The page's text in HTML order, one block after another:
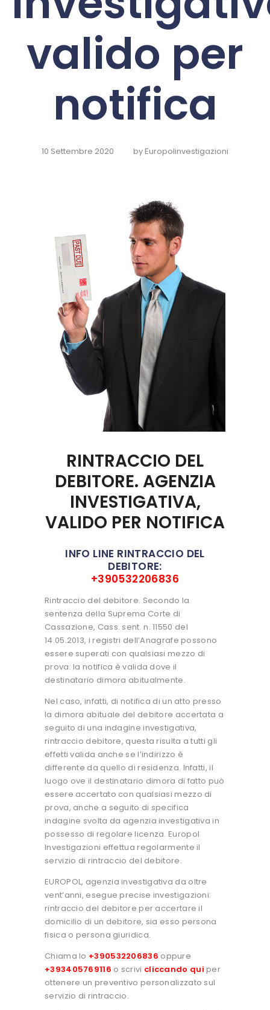
valido per
notifica
10 Settembre 2020 by Europolinvestigazioni
RINTRACCIO DEL
DEBITORE. AGENZIA
INVESTIGATIVA,
VALIDO PER NOTIFICA
INFO LINE RINTRACCIO DEL
DEBITORE:
+390532206836
Rintraccio del debitore. Secondo la
sentenza della Suprema Corte di
Cassazione, Cass. sent. n. 11550 del
14.05.2013, i registri dell’Anagrafe possono
essere superati con qualsiasi mezzo di
prova: la notifica è valida dove il
destinatario dimora abitualmente.
Nel caso, infatti, di notifica di un atto presso
la dimora abituale del debitore accertata a
seguito di una indagine investigativa,
rintraccio debitore, questa risulta a tutti gli
effetti valida anche se l’indirizzo è
differente da quello di residenza. Infatti, il
luogo ove il destinatario dimora di fatto può
essere accertato con qualsiasi mezzo di
prova, anche a seguito di specifica
indagine svolta da agenzia investigativa in
possesso di regolare licenza. Europol
Investigazioni effettua regolarmente il
servizio di rintraccio del debitore.
EUROPOL, agenzia investigativa da oltre
vent’anni, esegue precise investigazioni:
rintraccio del debitore per accertare il
domicilio di un debitore, sia esso persona
fisica o persona giuridica.
Chiama lo +390532206836 oppure
+393405769116 o scrivi cliccando qui per
ottenere un preventivo personalizzato sul
servizio di rintraccio.